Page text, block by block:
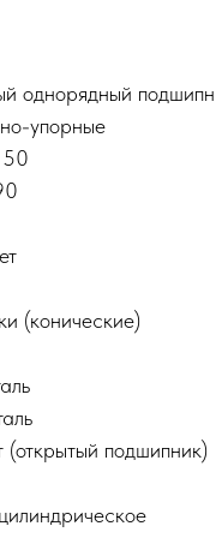
однорядный
упорные
50
(конические)
(открытый подшипник)